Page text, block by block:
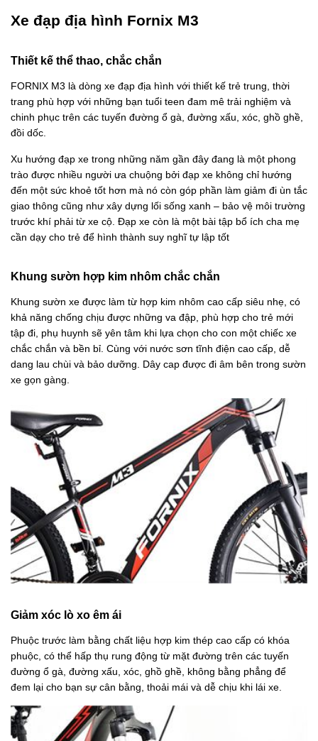
Xe đạp địa hình Fornix M3
Thiết kế thể thao, chắc chắn
FORNIX M3 là dòng xe đạp địa hình với thiết kế trẻ trung, thời
trang phù hợp với những bạn tuổi teen đam mê trải nghiệm và
chinh phục trên các tuyến đường ổ gà, đường xấu, xóc, ghồ ghề,
đồi dốc.
Xu hướng đạp xe trong những năm gần đây đang là một phong
trào được nhiều người ưa chuộng bởi đạp xe không chỉ hướng
đến một sức khoẻ tốt hơn mà nó còn góp phần làm giảm đi ùn tắc
giao thông cũng như xây dựng lối sống xanh – bảo vệ môi trường
trước khí phải từ xe cộ. Đạp xe còn là một bài tập bổ ích cha mẹ
cần dạy cho trẻ để hình thành suy nghĩ tự lập tốt
Khung sườn hợp kim nhôm chắc chắn
Khung sườn xe được làm từ hợp kim nhôm cao cấp siêu nhẹ, có
khả năng chống chịu được những va đập, phù hợp cho trẻ mới
tập đi, phụ huynh sẽ yên tâm khi lựa chọn cho con một chiếc xe
chắc chắn và bền bỉ. Cùng với nước sơn tĩnh điện cao cấp, dễ
dang lau chùi và bảo dưỡng. Dây cap được đi âm bên trong sườn
xe gọn gàng.
Giảm xóc lò xo êm ái
Phuộc trước làm bằng chất liệu hợp kim thép cao cấp có khóa
phuộc, có thể hấp thụ rung động từ mặt đường trên các tuyến
đường ổ gà, đường xấu, xóc, ghồ ghề, không bằng phẳng để
đem lại cho bạn sự cân bằng, thoải mái và dễ chịu khi lái xe.